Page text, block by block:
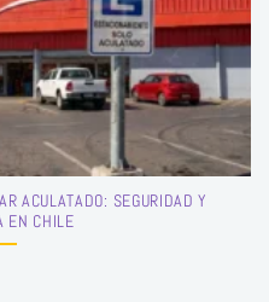
ACULATADO: SEGURIDAD Y
EN CHILE